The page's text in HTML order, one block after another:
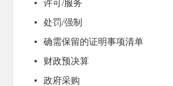
许可/服务
处罚/强制
确需保留的证明事项清单
财政预决算
政府采购